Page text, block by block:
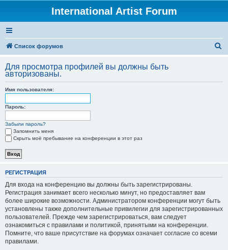
International Artist Forum
Список форумов
с
Для просмотра профилей вы должны быть
авторизованы.
Имя пользователя:
Пароль:
Забыли пароль?
Запомнить меня
Скрыть моё пребывание на конференции в этот раз
РЕГИСТРАЦИЯ
Для входа на конференцию вы должны быть зарегистрированы.
Регистрация занимает всего несколько минут, но предоставляет вам
более широкие возможности. Администратором конференции могут быть
установлены также дополнительные привилегии для зарегистрированных
пользователей. Прежде чем зарегистрироваться, вам следует
ознакомиться с правилами и политикой, принятыми на конференции.
Помните, что ваше присутствие на форумах означает согласие со всеми
правилами.